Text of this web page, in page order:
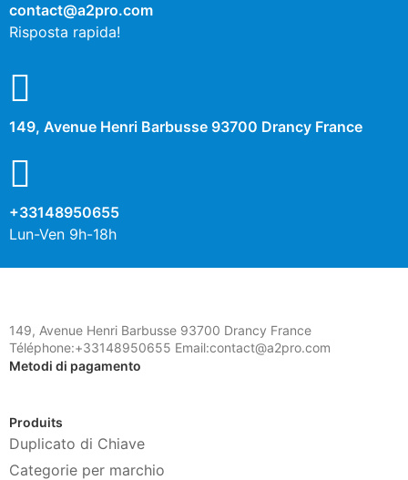
contact@a2pro.com
Risposta rapida!
149, Avenue Henri Barbusse 93700 Drancy France
+33148950655
Lun-Ven 9h-18h
149, Avenue Henri Barbusse 93700 Drancy France
Téléphone:+33148950655 Email:contact@a2pro.com
Metodi di pagamento
Produits
Duplicato di Chiave
Categorie per marchio